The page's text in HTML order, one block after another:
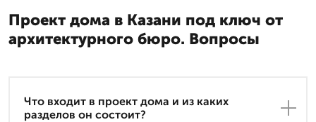
Проект дома в Казани под ключ от
архитектурного бюро. Вопросы
Что входит в проект дома и из каких
разделов он состоит?